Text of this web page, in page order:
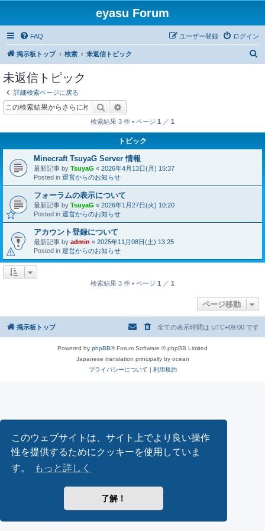
このウェブサイトは、サイト上でより良い操作
性を提供するためにクッキーを使用していま
す。
もっと詳しく
了解！
eyasu Forum
FAQ ログイン
ユーザー登録
掲示板トップ 検索 未返信トピック
未返信トピック
詳細検索ページに戻る
検索
検索結果 3 件 • ページ 1 ／ 1
トピック
Minecraft TsuyaG Server 情報
最新記事 by TsuyaG « 2026年4月13日(月) 15:37
Posted in 運営からのお知らせ
フォーラムの表示について
最新記事 by TsuyaG « 2026年1月27日(火) 10:20
Posted in 運営からのお知らせ
アカウント登録について
最新記事 by admin « 2025年11月08日(土) 13:25
Posted in 運営からのお知らせ
検索結果 3 件 • ページ 1 ／ 1
ページ移動
掲示板トップ 全ての表示時間は UTC+09:00 です
Powered by phpBB® Forum Software © phpBB Limited
Japanese translation principally by ocean
プライバシーについて | 利用規約